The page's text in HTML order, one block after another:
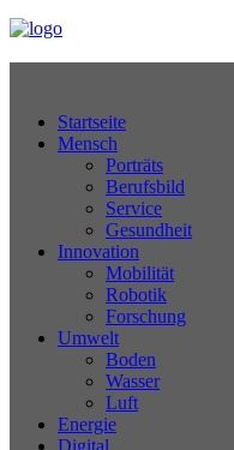
Startseite
Mensch
Porträts
Berufsbild
Service
Gesundheit
Innovation
Mobilität
Robotik
Forschung
Umwelt
Boden
Wasser
Luft
Energie
Digital